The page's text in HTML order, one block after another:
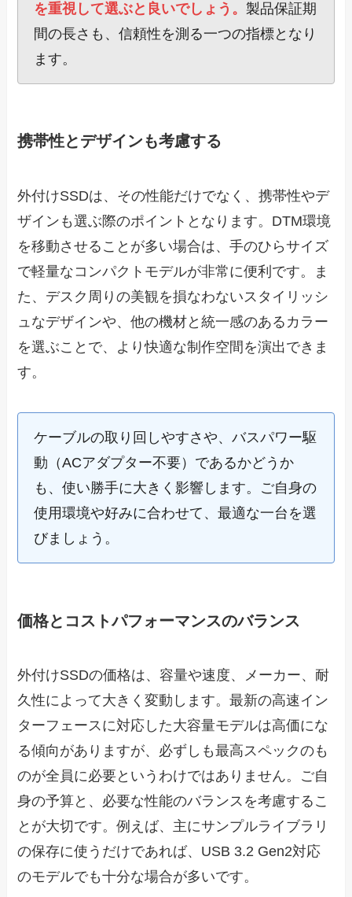
を重視して選ぶと良いでしょう。 製品保証期
間の長さも、信頼性を測る一つの指標となり
ます。
携帯性とデザインも考慮する
外付けSSDは、その性能だけでなく、携帯性やデ
ザインも選ぶ際のポイントとなります。DTM環境
を移動させることが多い場合は、手のひらサイズ
で軽量なコンパクトモデルが非常に便利です。ま
た、デスク周りの美観を損なわないスタイリッシ
ュなデザインや、他の機材と統一感のあるカラー
を選ぶことで、より快適な制作空間を演出できま
す。
ケーブルの取り回しやすさや、バスパワー駆
動（ACアダプター不要）であるかどうか
も、使い勝手に大きく影響します。ご自身の
使用環境や好みに合わせて、最適な一台を選
びましょう。
価格とコストパフォーマンスのバランス
外付けSSDの価格は、容量や速度、メーカー、耐
久性によって大きく変動します。最新の高速イン
ターフェースに対応した大容量モデルは高価にな
る傾向がありますが、必ずしも最高スペックのも
のが全員に必要というわけではありません。ご自
身の予算と、必要な性能のバランスを考慮するこ
とが大切です。例えば、主にサンプルライブラリ
の保存に使うだけであれば、USB 3.2 Gen2対応
のモデルでも十分な場合が多いです。